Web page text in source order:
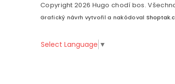
Copyright 2026 Hugo chodí bos.
Grafický návrh vytvořil a nakódoval
Select Language ▼